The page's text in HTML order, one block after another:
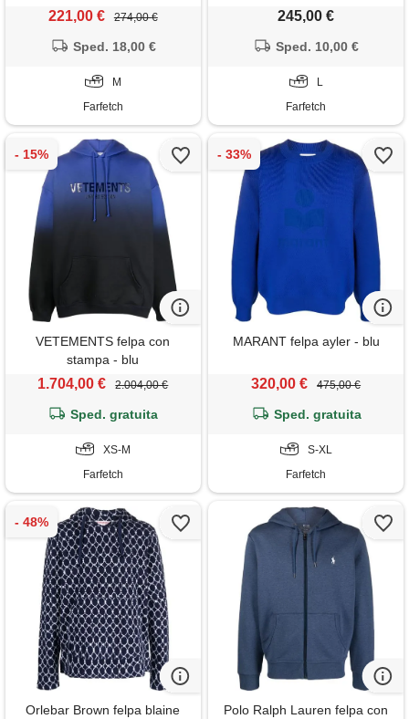
221,00 € 274,00 €
Sped. 18,00 €
M
Farfetch
245,00 €
Sped. 10,00 €
L
Farfetch
VETEMENTS felpa con
stampa - blu
1.704,00 € 2.004,00 €
Sped. gratuita
XS-M
Farfetch
MARANT felpa ayler - blu
320,00 € 475,00 €
Sped. gratuita
S-XL
Farfetch
Orlebar Brown felpa blaine
Polo Ralph Lauren felpa con